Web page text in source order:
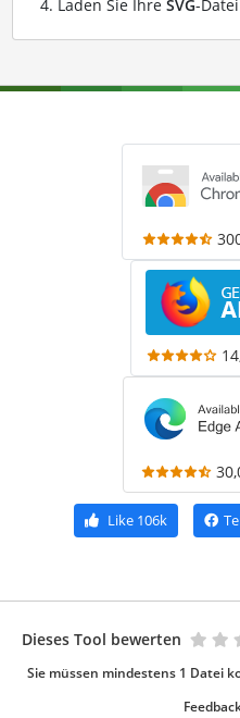
Laden Sie Ihre SVG-
Like 106k
Dieses Tool bewerten
Sie müssen mindestens 1 Datei